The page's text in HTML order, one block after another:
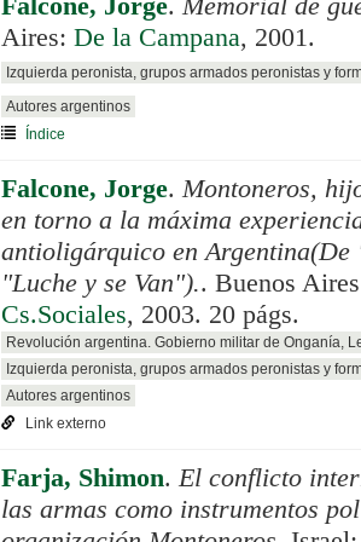
Aires: De la Campana, 2001.
Izquierda peronista, grupos armados peronistas y
Autores argentinos
Índice
Falcone, Jorge. Montoneros,
en torno a la máxima
antioligárquico en Argentina(De
"Luche y se Van").. Buenos
Cs.Sociales, 2003. 20 págs.
Revolución argentina. Gobierno militar de Onganía,
Izquierda peronista, grupos armados peronistas y
Autores argentinos
Link externo
Farja, Shimon. El conflicto
las armas como instrumentos